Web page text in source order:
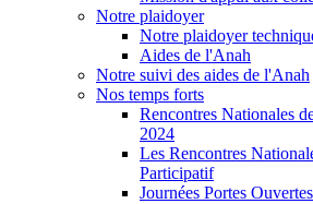
Notre plaidoyer
Notre plaidoyer
Aides de l'Anah
Notre suivi des aides de l'Anah
Nos temps forts
Rencontres Nationales
2024
Les Rencontres
Participatif
Journées Portes Ouvertes